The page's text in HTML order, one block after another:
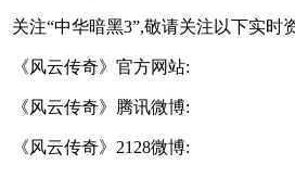
关注“中华暗黑3”,敬请关注以下实时
《风云传奇》官方网站:
《风云传奇》腾讯微博:
《风云传奇》2128微博: